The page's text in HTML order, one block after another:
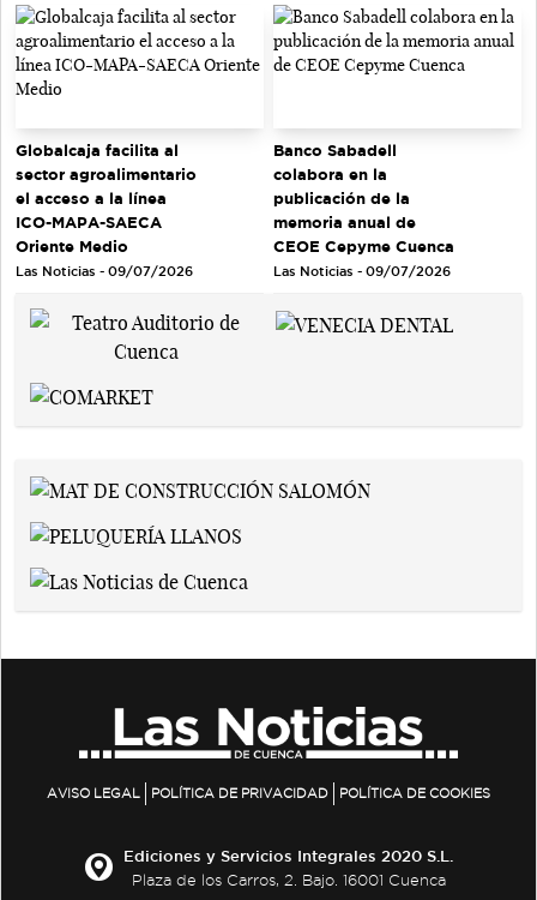
Globalcaja facilita al
sector agroalimentario
el acceso a la línea
ICO-MAPA-SAECA
Oriente Medio
Las Noticias - 09/07/2026
Banco Sabadell
colabora en la
publicación de la
memoria anual de
CEOE Cepyme Cuenca
Las Noticias - 09/07/2026
AVISO LEGAL POLÍTICA DE PRIVACIDAD POLÍTICA DE COOKIES
Ediciones y Servicios Integrales 2020 S.L.
Plaza de los Carros, 2. Bajo. 16001 Cuenca